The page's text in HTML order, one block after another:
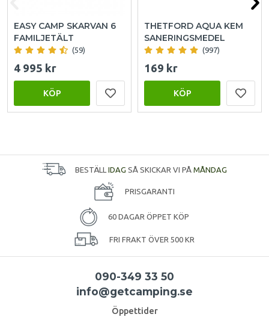
EASY CAMP SKARVAN 6
FAMILJETÄLT
(59)
4 995 kr
KÖP
THETFORD AQUA KEM
SANERINGSMEDEL
(997)
169 kr
KÖP
BESTÄLL IDAG SÅ SKICKAR VI PÅ MÅNDAG
PRISGARANTI
60 DAGAR ÖPPET KÖP
FRI FRAKT ÖVER 500 KR
090-349 33 50
info@getcamping.se
Öppettider